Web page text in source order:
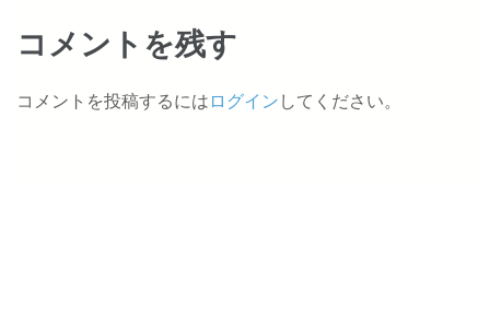
ビ
コメントを残す
コメントを投稿するには ログイン してください。